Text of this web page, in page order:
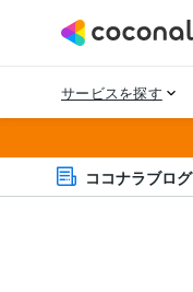
ココナラブログ